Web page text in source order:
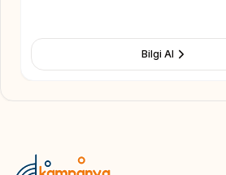
Bilgi Al